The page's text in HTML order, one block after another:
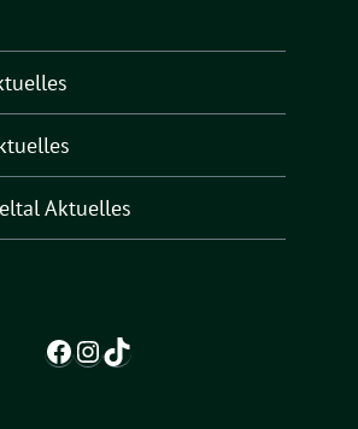
Aktuelles
Facebook
Instagram
TikTok